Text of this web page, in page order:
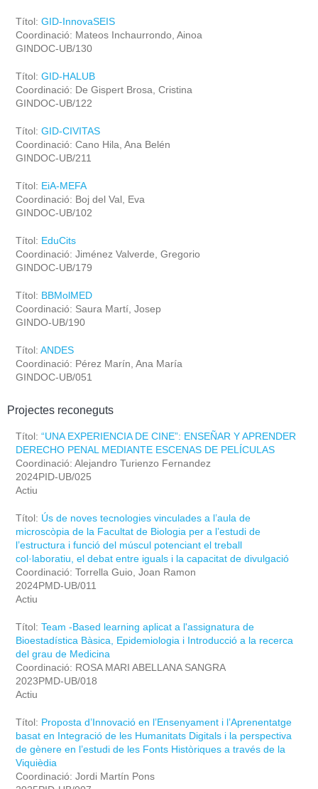
Títol: GID-InnovaSEIS
Coordinació: Mateos Inchaurrondo, Ainoa
GINDOC-UB/130
Títol: GID-HALUB
Coordinació: De Gispert Brosa, Cristina
GINDOC-UB/122
Títol: GID-CIVITAS
Coordinació: Cano Hila, Ana Belén
GINDOC-UB/211
Títol: EiA-MEFA
Coordinació: Boj del Val, Eva
GINDOC-UB/102
Títol: EduCits
Coordinació: Jiménez Valverde, Gregorio
GINDOC-UB/179
Títol: BBMolMED
Coordinació: Saura Martí, Josep
GINDO-UB/190
Títol: ANDES
Coordinació: Pérez Marín, Ana María
GINDOC-UB/051
Projectes reconeguts
Títol: “UNA EXPERIENCIA DE CINE”: ENSEÑAR Y APRENDER
DERECHO PENAL MEDIANTE ESCENAS DE PELÍCULAS
Coordinació: Alejandro Turienzo Fernandez
2024PID-UB/025
Actiu
Títol: Ús de noves tecnologies vinculades a l’aula de
microscòpia de la Facultat de Biologia per a l’estudi de
l’estructura i funció del múscul potenciant el treball
col·laboratiu, el debat entre iguals i la capacitat de divulgació
Coordinació: Torrella Guio, Joan Ramon
2024PMD-UB/011
Actiu
Títol: Team -Based learning aplicat a l'assignatura de
Bioestadística Bàsica, Epidemiologia i Introducció a la recerca
del grau de Medicina
Coordinació: ROSA MARI ABELLANA SANGRA
2023PMD-UB/018
Actiu
Títol: Proposta d’Innovació en l’Ensenyament i l’Aprenentatge
basat en Integració de les Humanitats Digitals i la perspectiva
de gènere en l’estudi de les Fonts Històriques a través de la
Viquièdia
Coordinació: Jordi Martín Pons